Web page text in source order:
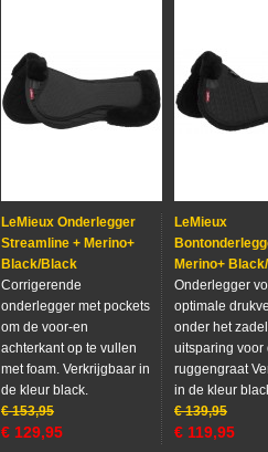
LeMieux Onderlegger
Streamline + Merino+
Black/Black
Corrigerende
onderlegger met pockets
om de voor-en
achterkant op te vullen
met foam. Verkrijgbaar in
de kleur black.
€ 153,95
€ 129,95
LeMieux
Merino+
Onderlegger
optimale
onder het
uitsparing voor
ruggengraat
in de kleur
€ 139,95
€ 119,95